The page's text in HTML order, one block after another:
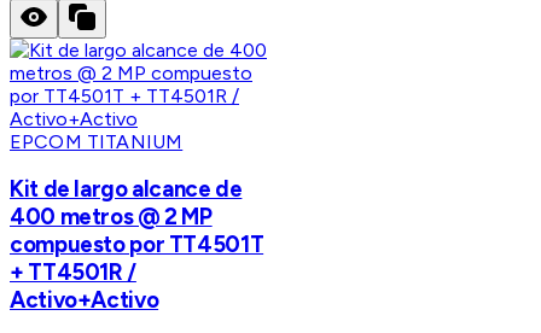
EPCOM TITANIUM
Kit de largo alcance de
400 metros @ 2 MP
compuesto por TT4501T
+ TT4501R /
Activo+Activo